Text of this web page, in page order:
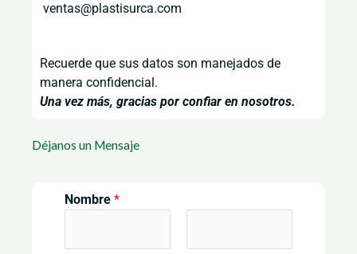
ventas@plastisurca.com
Recuerde que sus datos son manejados de
manera confidencial.
Una vez más, gracias por confiar en nosotros.
Déjanos un Mensaje
Nombre *